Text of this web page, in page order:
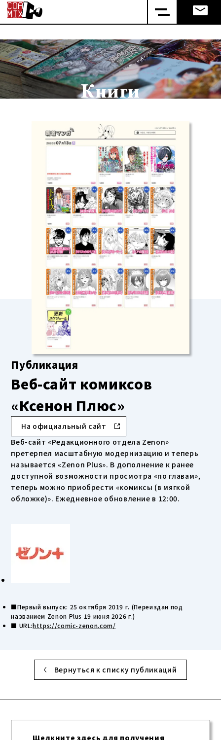
Книги
Публикация
Веб-сайт комиксов
«Ксенон Плюс»
На официальный сайт
Веб-сайт «Редакционного отдела Zenon»
претерпел масштабную модернизацию и теперь
называется «Zenon Plus». В дополнение к ранее
доступной возможности просмотра «по главам»,
теперь можно приобрести «комиксы (в мягкой
обложке)». Ежедневное обновление в 12:00.
■Первый выпуск: 25 октября 2019 г. (Переиздан под
названием Zenon Plus 19 июня 2026 г.)
■ URL:https://comic-zenon.com/
Вернуться к списку публикаций
Щелкните здесь для получения